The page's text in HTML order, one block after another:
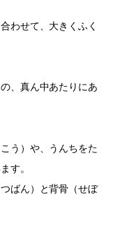
わせて、大きくふく
、真ん中あたりにあ
う）や、うんちをた
す。
ばん）と背骨（せぼ